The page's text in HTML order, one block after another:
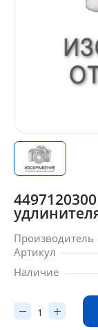
Производитель
Артикул
Наличие